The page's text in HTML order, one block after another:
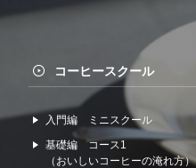
コーヒースクール
入門編 ミニスクール
基礎編 コース1
（おいしいコーヒーの淹れ方）